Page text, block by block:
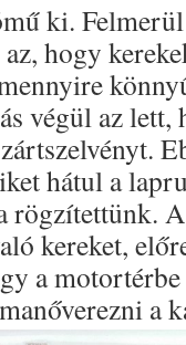
ki.
hogy
végül az lett,
hátul a
rögzítettünk.
kereket,
a
a